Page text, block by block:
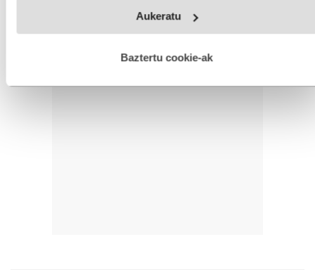
fitxategiak erabiltzen ditu. Zure esperientzia eta zerbitzuak
esplizitua ematen diguzu.Gehiago irakurri
Aukeratu
Baztertu cookie-ak